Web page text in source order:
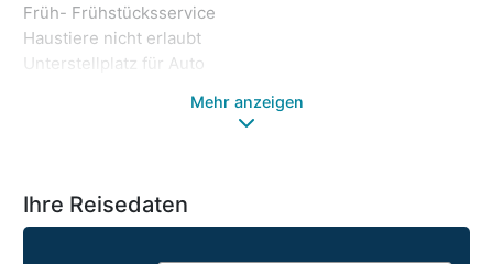
Früh- Frühstücksservice
Haustiere nicht erlaubt
Unterstellplatz für Auto
Mehr anzeigen
Ihre Reisedaten